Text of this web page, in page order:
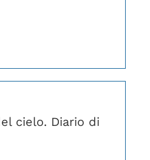
cielo. Diario di